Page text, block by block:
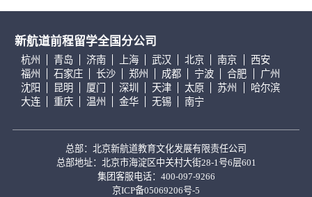
新航道前程留学全国分公司
杭州 青岛 济南 上海 武汉 北京 南京
西安
福州
石家庄 长沙 郑州 成都 宁波 合肥
广州
沈阳
昆明 厦门 深圳 天津 太原 苏州
哈尔滨
大连
重庆 温州 金华 无锡 南宁
总部：北京新航道教育文化发展有限责任公司
总部地址：北京市海淀区中关村大街28-1号6层601
集团客服电话：400-097-9266
京ICP备05069206号-5